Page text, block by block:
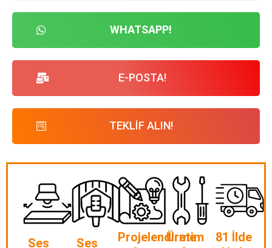
WHATSAPP!
E-POSTA!
TEKLİF ALIN!
Ses
Ses
Projelendirme
Üretim
81 İlde